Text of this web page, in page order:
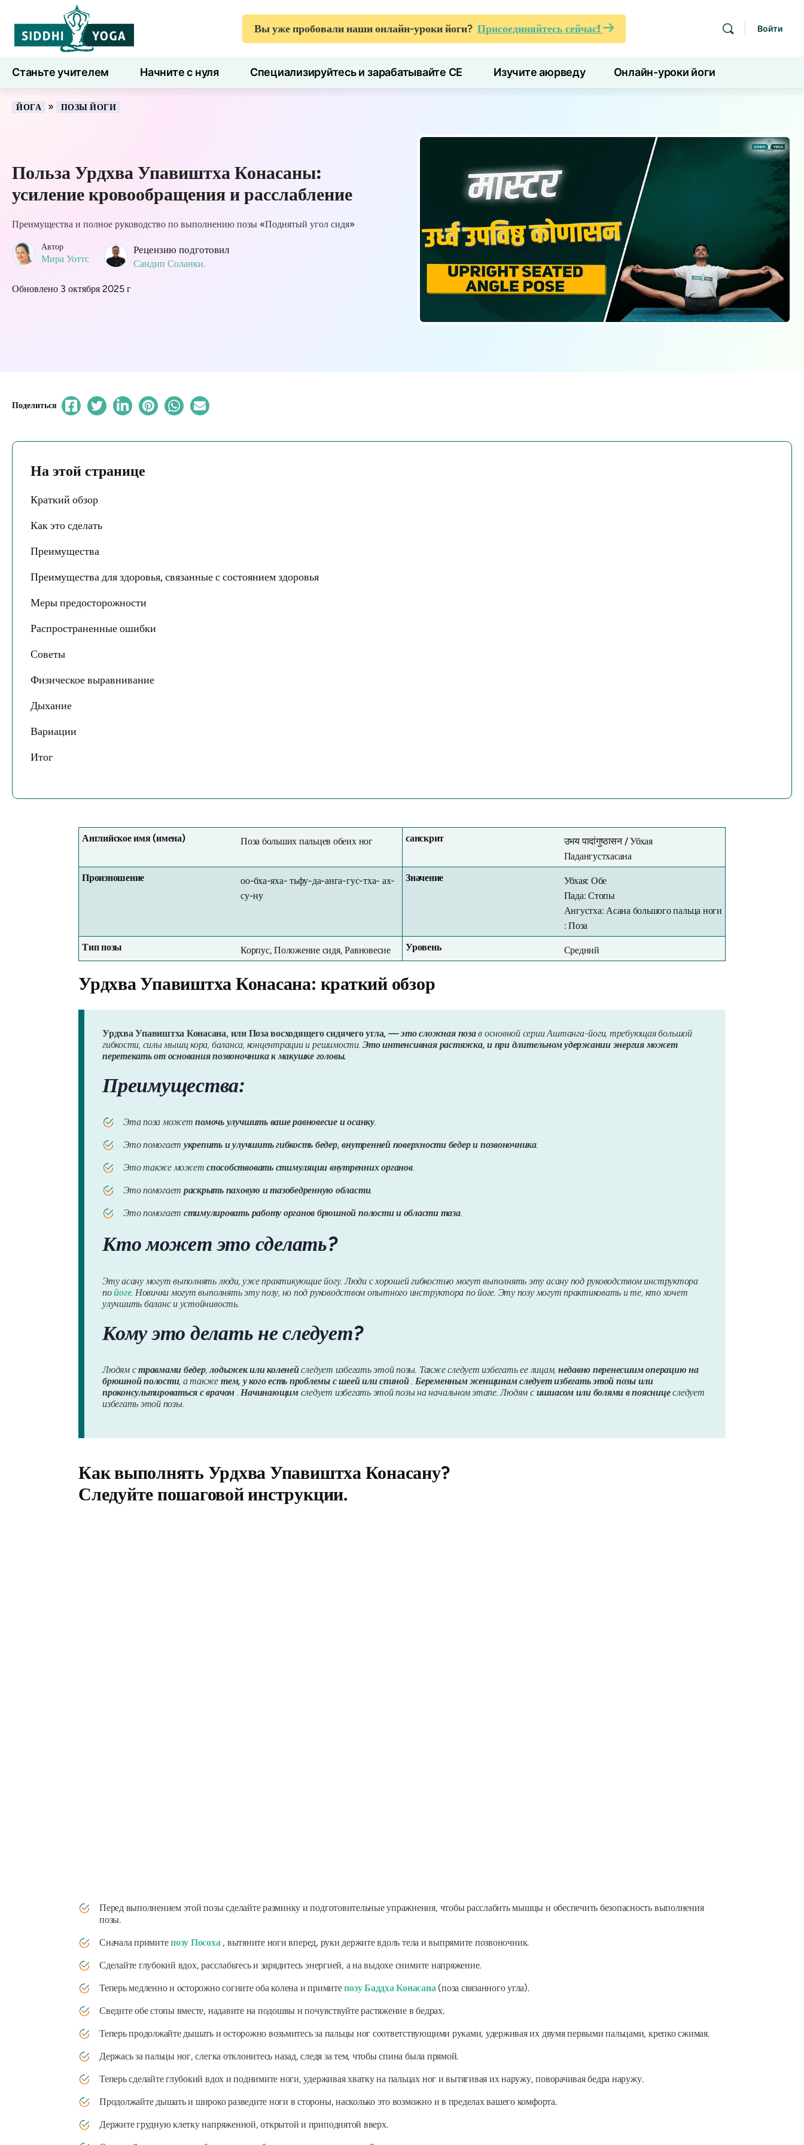
Вы уже пробовали наши онлайн-уроки йоги? Присоединяйтесь сейчас! Войти
Станьте учителем Начните с нуля Специализируйтесь и зарабатывайте CE Изучите аюрведу Онлайн-уроки йоги
7 дней здоровья
ЙОГА » ПОЗЫ ЙОГИ
Польза Урдхва Упавиштха Конасаны:
усиление кровообращения и расслабление
Преимущества и полное руководство по выполнению позы «Поднятый угол сидя»
Автор
Мира Уоттс
Рецензию подготовил
Сандип Соланки.
Обновлено 3 октября 2025 г
Поделиться
На этой странице
Краткий обзор
Как это сделать
Преимущества
Преимущества для здоровья, связанные с состоянием здоровья
Меры предосторожности
Распространенные ошибки
Советы
Физическое выравнивание
Дыхание
Вариации
Итог
Английское имя (имена) Поза больших пальцев обеих ног санскрит उभय पादांगुष्ठासन /Убхая
Падангустхасана
Произношение
оо-бха-яха- тьфу-да-анга-гус-тха- ах-
су-ну
Значение
Убхая: Обе
Пада: Стопы
Ангустха: Асана большого пальца ноги
: Поза
Тип позы
Корпус, Положение сидя, Равновесие Уровень Средний
Урдхва Упавиштха Конасана: краткий обзор
Урдхва Упавиштха Конасана, или Поза восходящего сидячего угла, — это сложная позав основной серии Аштанга-йоги, требующая большой
гибкости, силы мышц кора, баланса, концентрации и решимости.Это интенсивная растяжка, и при длительном удержании энергия может
перетекать от основания позвоночника к макушке головы.
Преимущества:
Эта поза можетпомочь улучшить ваше равновесие и осанку.
Это помогает укрепить и улучшить гибкость бедер, внутренней поверхности бедер и позвоночника.
Это также можетспособствовать стимуляции внутренних органов.
Это помогает раскрыть паховую и тазобедренную области.
Это помогает стимулировать работу органов брюшной полости и области таза.
Кто может это сделать?
Эту асану могут выполнять люди, уже практикующие йогу. Люди с хорошей гибкостью могут выполнять эту асану под руководством инструктора
пойоге. Новички могут выполнять эту позу, но под руководством опытного инструктора по йоге. Эту позу могут практиковать и те, кто хочет
улучшить баланс и устойчивость.
Кому это делать не следует?
Людям стравмами бедер,лодыжек или коленейследует избегать этой позы. Также следует избегать ее лицам, недавно перенесшим операцию на
брюшной полости, а такжетем, у кого есть проблемы с шеей или спиной. Беременным женщинам следует избегать этой позы или
проконсультироваться с врачом .Начинающимследует избегать этой позы на начальном этапе. Людям с ишиасом или болями в поясницеследует
избегать этой позы.
Как выполнять Урдхва Упавиштха Конасану?
Следуйте пошаговой инструкции.
Перед выполнением этой позы сделайте разминку и подготовительные упражнения, чтобы расслабить мышцы и обеспечить безопасность выполнения
позы.
Сначала примитепозу Посоха , вытяните ноги вперед, руки держите вдоль тела и выпрямите позвоночник.
Сделайте глубокий вдох, расслабьтесь и зарядитесь энергией, а на выдохе снимите напряжение.
Теперь медленно и осторожно согните оба колена и примитепозу Баддха Конасана (поза связанного угла).
Сведите обе стопы вместе, надавите на подошвы и почувствуйте растяжение в бедрах.
Теперь продолжайте дышать и осторожно возьмитесь за пальцы ног соответствующими руками, удерживая их двумя первыми пальцами, крепко сжимая.
Держась за пальцы ног, слегка отклонитесь назад, следя за тем, чтобы спина была прямой.
Теперь сделайте глубокий вдох и поднимите ноги, удерживая хватку на пальцах ног и вытягивая их наружу, поворачивая бедра наружу.
Продолжайте дышать и широко разведите ноги в стороны, насколько это возможно и в пределах вашего комфорта.
Держите грудную клетку напряженной, открытой и приподнятой вверх.